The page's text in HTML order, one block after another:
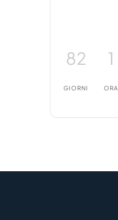
82
GIORNI
1
ORA